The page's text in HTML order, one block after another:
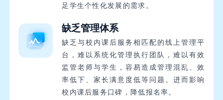
足学生个性化发展的需求。
缺乏管理体系
缺乏与校内课后服务相匹配的线上管理平
台，难以系统化管理执行团队，难以有效
监管老师与学生，容易造成管理混乱、效
率低下、家长满意度低等问题。进而影响
校内课后服务口碑，降低报名率。